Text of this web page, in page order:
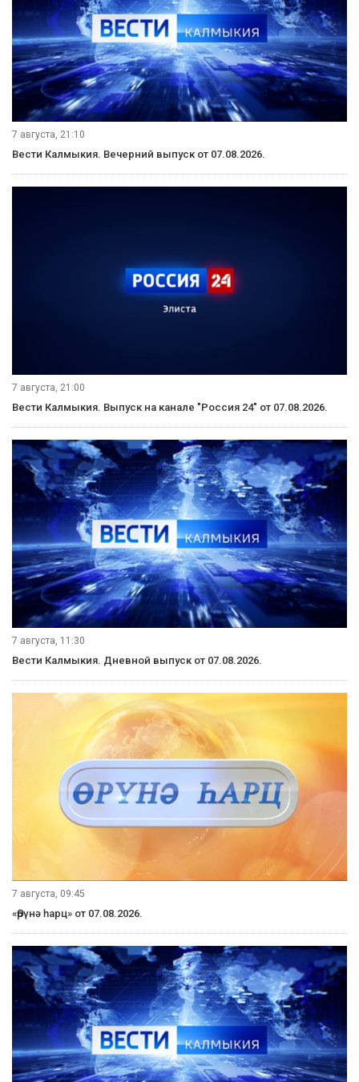
7 августа, 21:10
Вести Калмыкия. Вечерний выпуск от 07.08.2026.
7 августа, 21:00
Вести Калмыкия. Выпуск на канале "Россия 24" от 07.08.2026.
7 августа, 11:30
Вести Калмыкия. Дневной выпуск от 07.08.2026.
7 августа, 09:45
«Өрүнә һарц» от 07.08.2026.